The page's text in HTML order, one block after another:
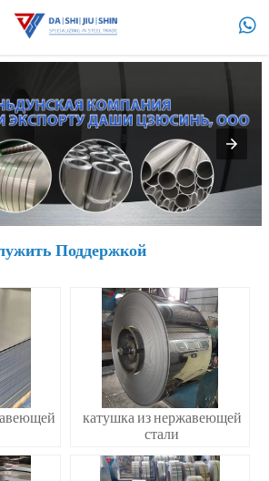

Поддержкой
катушка из нержавеющей
стали